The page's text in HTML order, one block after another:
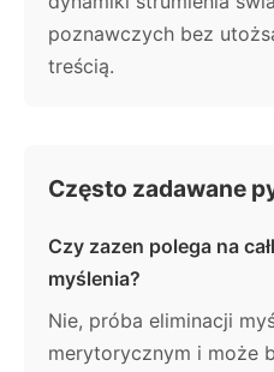
poznawczych bez
treścią.
Często zadawane
Czy zazen polega na
myślenia?
Nie, próba eliminacji
merytorycznym i może